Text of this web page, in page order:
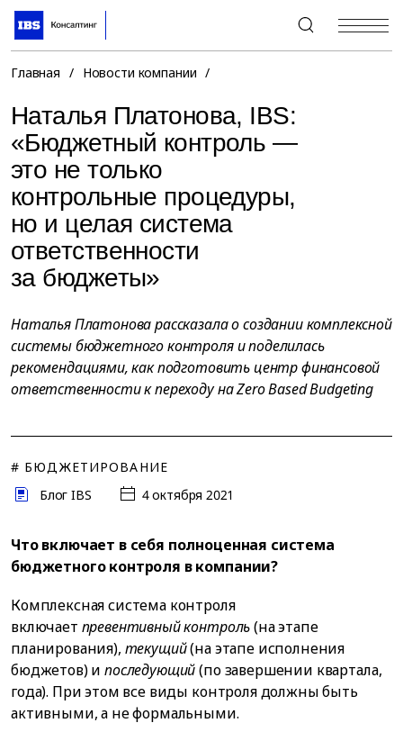
+7 (495) 967-80-80
Главная / Новости компании /
Наталья Платонова, IBS:
«Бюджетный контроль —
это не только
контрольные процедуры,
но и целая система
ответственности
за бюджеты»
Наталья Платонова рассказала о создании комплексной
системы бюджетного контроля и поделилась
рекомендациями, как подготовить центр финансовой
ответственности к переходу на Zero Based Budgeting
# БЮДЖЕТИРОВАНИЕ
Блог IBS
4 октября 2021
Что включает в себя полноценная система
бюджетного контроля в компании?
Комплексная система контроля
включает превентивный контроль(на этапе
планирования), текущий(на этапе исполнения
бюджетов) ипоследующий(по завершении квартала,
года). При этом все виды контроля должны быть
активными, а не формальными.